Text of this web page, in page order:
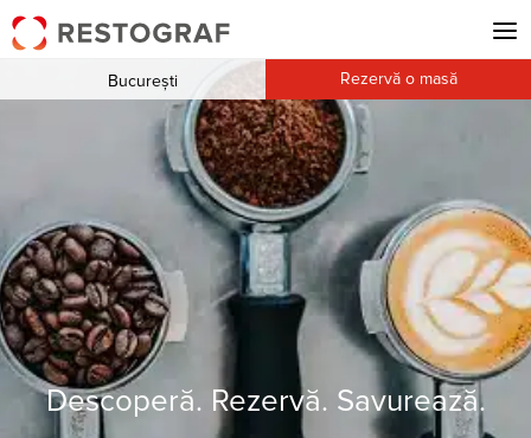
Descoperă. Rezervă. Savurează.
București Rezervă o masă